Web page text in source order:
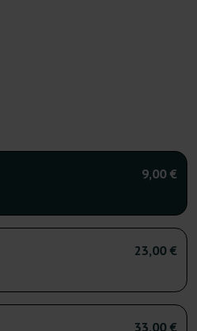
9,00 €
23,00 €
33,00 €